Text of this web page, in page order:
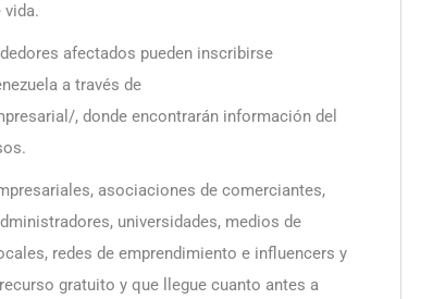
vida.
afectados pueden inscribirse
a través de
, donde encontrarán información del
asociaciones de comerciantes,
universidades, medios de
redes de emprendimiento e influencers y
gratuito y que llegue cuanto antes a